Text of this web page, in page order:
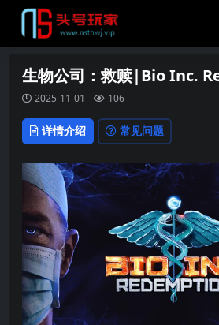
生物公司：救赎|Bio Inc.
2025-11-01 106
详情介绍 常见问题